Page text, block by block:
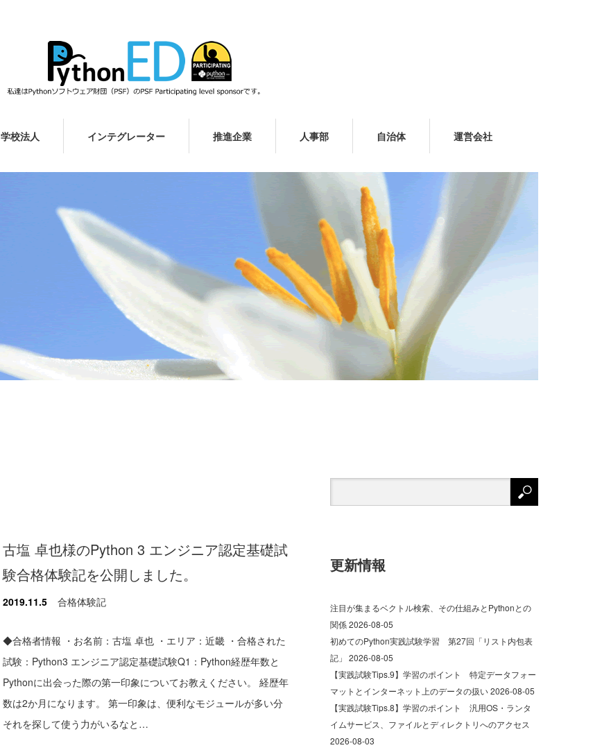
学校法人 インテグレーター 推進企業 人事部 自治体 運営会社
古塩 卓也様のPython 3 エンジニア認定基礎試
験合格体験記を公開しました。
2019.11.5 合格体験記
◆合格者情報 ・お名前：古塩 卓也 ・エリア：近畿 ・合格された
試験：Python3 エンジニア認定基礎試験Q1：Python経歴年数と
Pythonに出会った際の第一印象についてお教えください。 経歴年
数は2か月になります。 第一印象は、便利なモジュールが多い分
それを探して使う力がいるなと…
更新情報
注目が集まるベクトル検索、その仕組みとPythonとの
関係2026-08-05
初めてのPython実践試験学習 第27回「リスト内包表
記」 2026-08-05
【実践試験Tips.9】学習のポイント 特定データフォー
マットとインターネット上のデータの扱い2026-08-05
【実践試験Tips.8】学習のポイント 汎用OS・ランタ
イムサービス、ファイルとディレクトリへのアクセス
2026-08-03